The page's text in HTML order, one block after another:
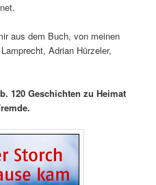
aus dem Buch, von meinen
Adrian Hürzeler,
120 Geschichten zu Heimat